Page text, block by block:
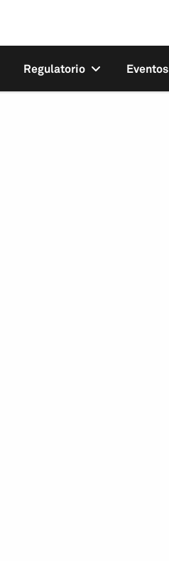
Regulatorio Eventos